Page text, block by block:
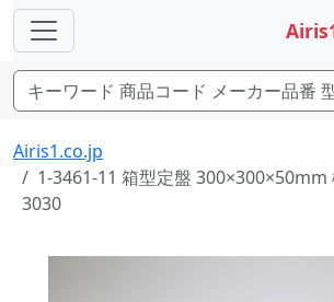
Airis1.co.jp
1-3461-11 箱型定盤 300×300×50mm
3030